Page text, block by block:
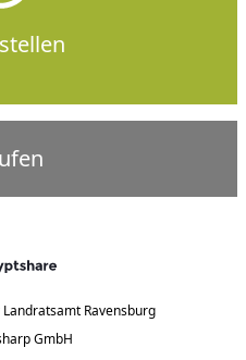
Landratsamt Ravensburg
GmbH